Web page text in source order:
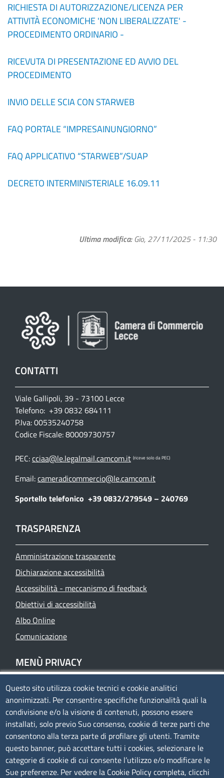
RICHIESTA DI AUTORIZZAZIONE/LICENZA PER
ATTIVITÀ ECONOMICHE 'NON LIBERALIZZATE' -
PROCEDIMENTO ORDINARIO -
RICEVUTA DI PRESENTAZIONE ED AVVIO DEL
PROCEDIMENTO
INVIO DELLE SCIA CON STARWEB
FAQ PORTALE “IMPRESAINUNGIORNO”
FAQ APPLICATIVO “STARWEB”/SUAP
DECRETO INTERMINISTERIALE 16.09.11
Ultima modifica Gio, 27/11/2025 - 11:30
CONTATTI
Viale Gallipoli, 39 - 73100 Lecce
Telefono: +39 0832 684111
P.Iva: 00535240758
Codice Fiscale: 80009730757
PEC:cciaa@le.legalmail.camcom.it (riceve solo da PEC)
Email:cameradicommercio@le.camcom.it
Sportello telefonico +39 0832/279549 – 240769
TRASPARENZA
Amministrazione trasparente
Dichiarazione accessibilità
Accessibilità - meccanismo di feedback
Obiettivi di accessibilità
Albo Online
Comunicazione
MENÙ PRIVACY
Privacy
Cookie policy
Note legali
Mappa del sito
Accesso riservato
Questo sito utilizza cookie tecnici e cookie analitici
anonimizzati. Per consentire specifiche funzionalità quali la
condivisione e/o la visione di contenuti, possono essere
installati, solo previo Suo consenso, cookie di terze parti che
consentono alla terza parte di profilare gli utenti. Tramite
questo banner, può accettare tutti i cookies, selezionare le
categorie di cookie di cui consente l’utilizzo e/o modificare le
Sue preferenze. Per vedere la Cookie Policy completa, clicchi